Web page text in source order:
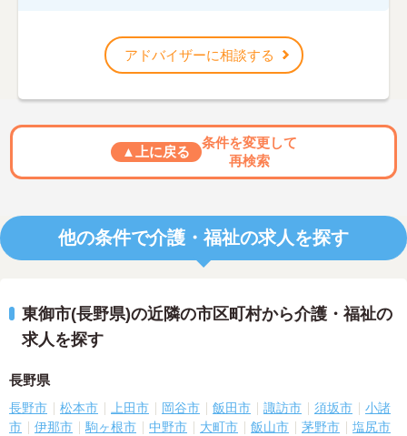
アドバイザーに相談する
▲上に戻る
条件を変更して
再検索
他の条件で介護・福祉の求人を探す
東御市(長野県)の近隣の市区町村から介護・福祉の
求人を探す
長野県
長野市 松本市 上田市 岡谷市 飯田市 諏訪市 須坂市
小諸
市
伊那市 駒ヶ根市 中野市 大町市 飯山市 茅野市
塩尻市